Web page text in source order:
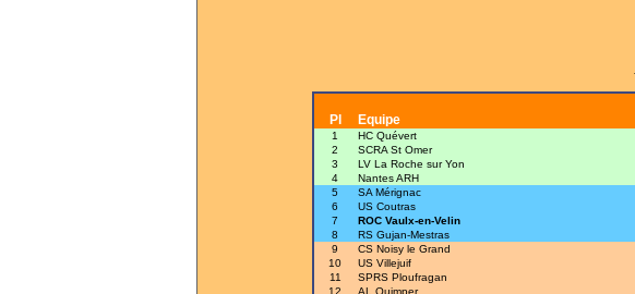
Pl
Equipe
1 HC Quévert
2
SCRA St Omer
3
LV La Roche sur Yon
4
Nantes ARH
5
SA Mérignac
6
US Coutras
7
ROC Vaulx-en-Velin
8
RS Gujan-Mestras
9
CS Noisy le Grand
10
US Villejuif
11
SPRS Ploufragan
12
AL Quimper